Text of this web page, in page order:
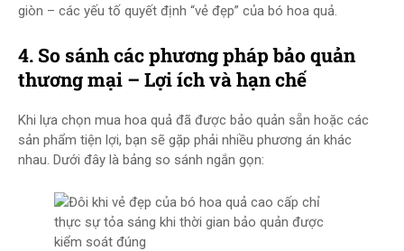
giòn – các yếu tố quyết định “vẻ đẹp” của bó hoa quả.
4. So sánh các phương pháp bảo quản
thương mại – Lợi ích và hạn chế
Khi lựa chọn mua hoa quả đã được bảo quản sẵn hoặc các
sản phẩm tiện lợi, bạn sẽ gặp phải nhiều phương án khác
nhau. Dưới đây là bảng so sánh ngắn gọn: